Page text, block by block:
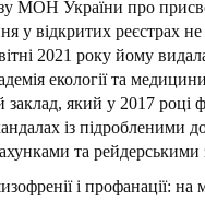
МОН України про
у відкритих реєстрах
2021 року йому
екології та
який у 2017 році
із підробленими
та рейдерськими
і профанації: